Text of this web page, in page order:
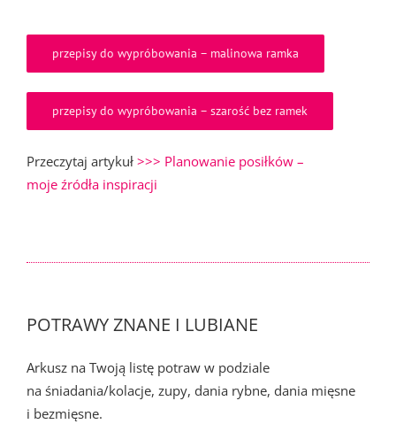
przepisy do wypróbowania – malinowa ramka
przepisy do wypróbowania – szarość bez ramek
Przeczytaj artykuł >>> Planowanie posiłków –
moje źródła inspiracji
POTRAWY ZNANE I LUBIANE
Arkusz na Twoją listę potraw w podziale
na śniadania/kolacje, zupy, dania rybne, dania mięsne
i bezmięsne.